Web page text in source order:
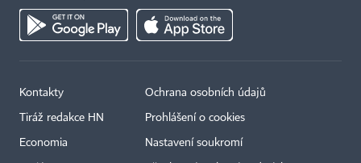
Kontakty
Tiráž redakce HN
Economia
Ochrana osobních údajů
Prohlášení o cookies
Nastavení soukromí